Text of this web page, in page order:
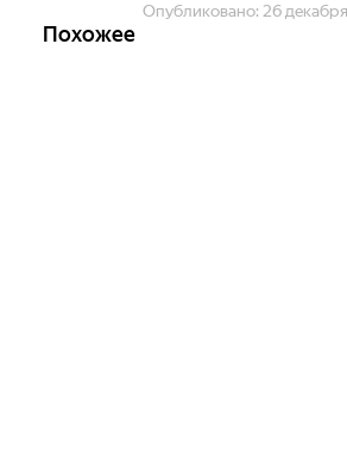
Опубликовано: 26
Похожее